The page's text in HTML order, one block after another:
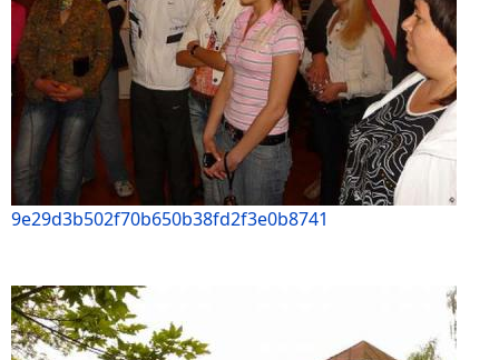
9e29d3b502f70b650b38fd2f3e0b8741